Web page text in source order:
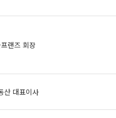
랜즈 회장
산 대표이사